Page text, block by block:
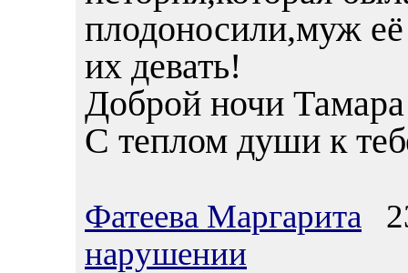
плодоносили,муж её
их девать!
Доброй ночи
С теплом души к
Фатеева Маргарита
нарушении